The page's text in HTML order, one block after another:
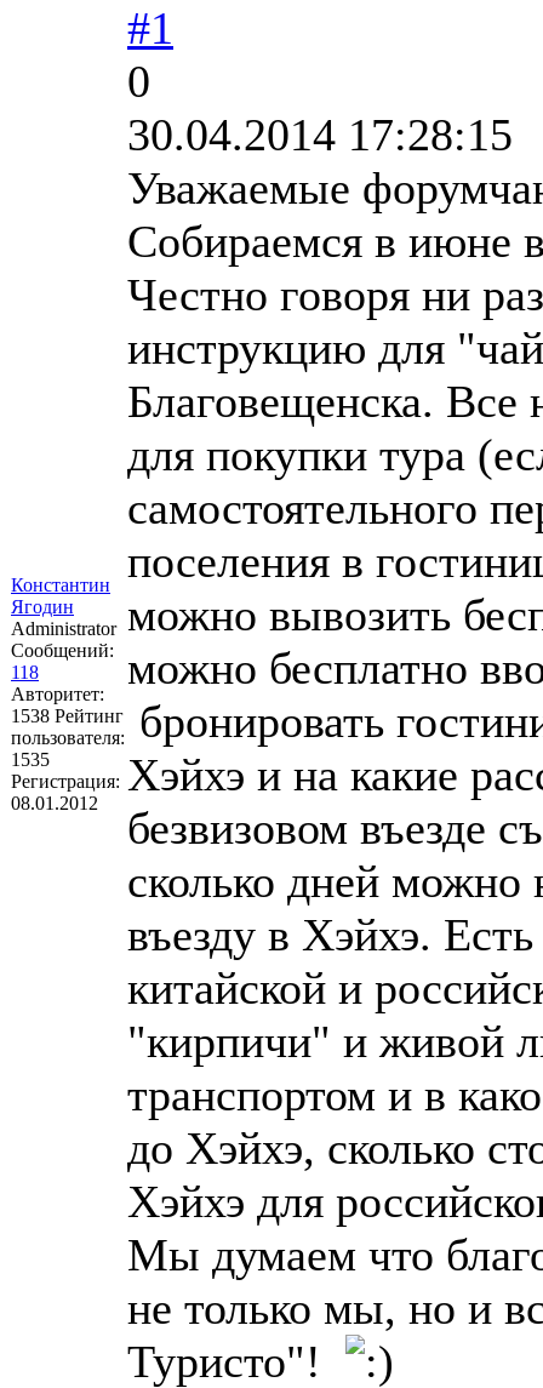
Константин
Ягодин
Administrator
Сообщений:
118
Авторитет:
1538 Рейтинг
пользователя:
1535
Регистрация:
08.01.2012
#1
0
30.04.2014 17:28:15
Уважаемые
Собираемся в июне
Честно говоря ни
инструкцию для
Благовещенска. Все
для покупки тура
самостоятельного
поселения в
можно вывозить
можно бесплатно
бронировать
Хэйхэ и на какие
безвизовом въезде
сколько дней можно
въезду в Хэйхэ.
китайской и
"кирпичи" и живой
транспортом и в
до Хэйхэ, сколько
Хэйхэ для
Мы думаем что
не только мы, но и
Туристо"!